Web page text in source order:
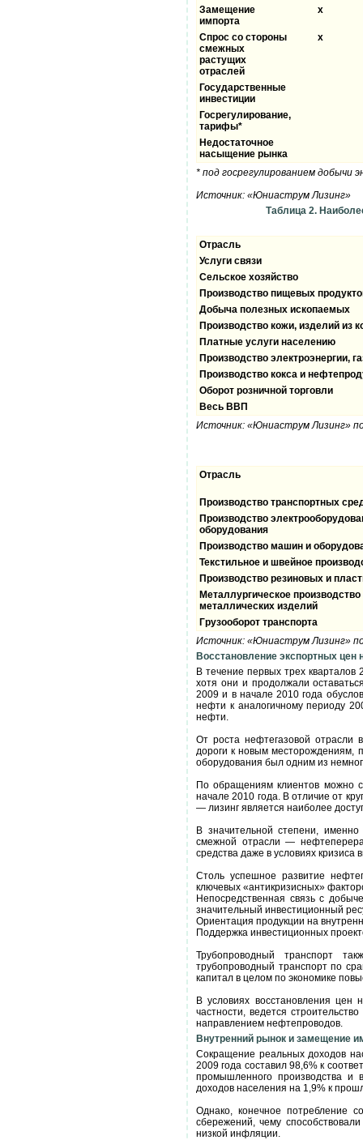
Замещение
импорта
x
Спрос со стороны
смежных
растущих
отраслей
x
Государственные
инвестиции
Госрегулирование,
тарифы*
Недостаточное
насыщение рынка
* под госрегулированием добычи
Источник: «Юниаструм Лизинг»
Таблица 2.
Отрасль
Услуги связи
Сельское хозяйство
Производство пищевых
Добыча полезных ископаемых
Производство кожи, изделий из
Платные услуги населению
Производство электроэнергии,
Производство кокса и
Оборот розничной торговли
Весь ВВП
Источник: «Юниаструм Лизинг»
Отрасль
Производство транспортных
Производство
оборудования
Производство машин и
Текстильное и швейное
Производство резиновых и
Металлургическое
металлических изделий
Грузооборот транспорта
Источник: «Юниаструм Лизинг»
Восстановление экспортных цен
В течение первых трех кварталов
хотя они и продолжали
2009 и в начале 2010 года
нефти к аналогичному периоду
нефти.
От роста нефтегазовой отрасли
дороги к новым месторождениям,
оборудования был одним из
По обращениям клиентов можно
начале 2010 года. В отличие от
— лизинг является наиболее
В значительной степени, именно
смежной отрасли —
средства даже в условиях
Столь успешное развитие
ключевых «антикризисных»
Непосредственная связь с
значительный инвестиционный
Ориентация продукции на
Поддержка инвестиционных
Трубопроводный транспорт
трубопроводный транспорт по
капитал в целом по экономике
В условиях восстановления цен
частности, ведется
направлением нефтепроводов.
Внутренний рынок и замещение
Сокращение реальных доходов
2009 года составил 98,6% к
промышленного производства и
доходов населения на 1,9% к
Однако, конечное потребление
сбережений, чему
низкой инфляции.